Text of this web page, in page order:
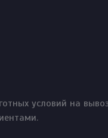
условий на